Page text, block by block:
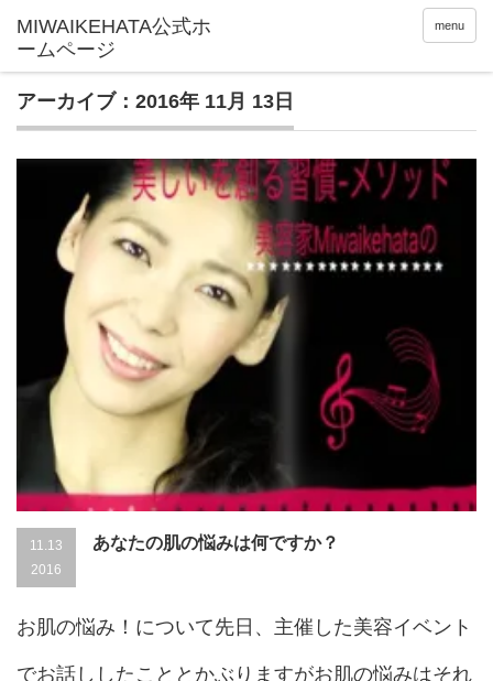
menu
アーカイブ：2016年 11月 13日
11.13
2016
あなたの肌の悩みは何ですか？
お肌の悩み！について先日、主催した美容イベント
でお話ししたこととかぶりますがお肌の悩みはそれ